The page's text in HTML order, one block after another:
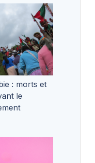
: morts et
le